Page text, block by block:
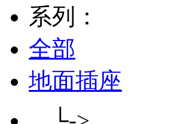
系列：
全部
地面插座